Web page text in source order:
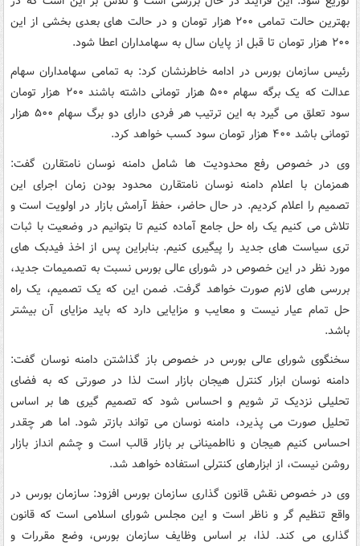
بهترین حالت تمامی ۲۰۰ هزار تومان و در حالت های بعدی بخشی از این
۲۰۰ هزار تومان تا قبل از پایان سال به سهامداران اعطا شود.
رئیس سازمان بورس در ادامه خاطرنشان کرد: به تمامی سهامداران سهام
عدالت که یک برگه سهام ۵۰۰ هزار تومانی داشته باشند ۲۰۰ هزار تومان
سود تعلق می گیرد به این ترتیب هر فردی دارای دو برگ سهام ۵۰۰ هزار
تومانی باشد ۴۰۰ هزار تومان سود کسب خواهد کرد.
وی در خصوص رفع محدودیت ها شامل دامنه نوسان نامتقارن گفت:
همزمان با اعلام دامنه نوسان نامتقارن محدود بودن زمان اجرای این
تصمیم را اعلام کردیم. در حال حاضر، حفظ آرامش بازار در اولویت است و
تلاش می کنیم یک راه حل جامع آماده کنیم تا بتوانیم در وضعیت با ثبات
تری سیاست های جدید را پیگیری کنیم. بنابراین پس از اخذ فیدبک های
مورد نظر در این خصوص در شورای عالی بورس نسبت به تصمیمات جدید،
بررسی های لازم صورت خواهد گرفت. ضمن این که یک تصمیم، یک راه
حل تمام عیار نیست و معایب و مزایایی دارد که باید مزایای آن بیشتر
باشد.
سخنگوی شورای عالی بورس در خصوص باز گذاشتن دامنه نوسان گفت:
دامنه نوسان ابزار کنترل هیجان بازار است لذا در صورتی که به فضای
تحلیلی نزدیک تر شویم و احساس شود که تصمیم گیری ها بر اساس
تحلیل صورت می پذیرد، دامنه نوسان می تواند بازتر شود. اما هر چقدر
احساس کنیم هیجان و نااطمینانی بر بازار قالب است و چشم انداز بازار
روشن نیست، از ابزارهای کنترلی استفاده خواهد شد.
وی در خصوص نقش قانون گذاری سازمان بورس افزود: سازمان بورس در
واقع تنظیم گر و ناظر است و این مجلس شورای اسلامی است که قانون
گذاری می کند. لذا، بر اساس وظایف سازمان بورس، وضع مقررات و